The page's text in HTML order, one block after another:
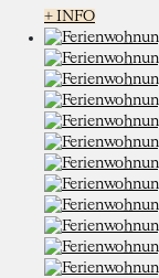
+ INFO